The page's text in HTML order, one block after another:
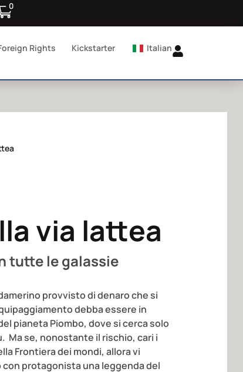
0
Rights Kickstarter Italian
via lattea
tutte le galassie
provvisto di denaro che si
debba essere in
pianeta Piombo, dove si cerca solo
Ma se, nonostante il rischio, cari i
Frontiera dei mondi, allora vi
protagonista una leggenda del